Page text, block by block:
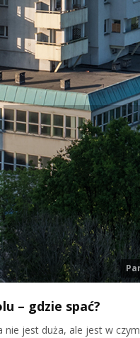
– gdzie spać?
nie jest duża, ale jest w